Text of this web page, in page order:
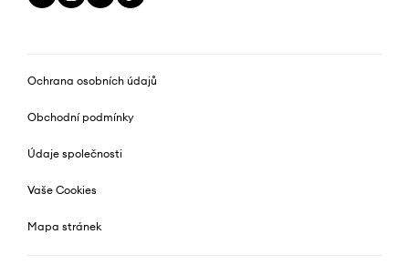
Ochrana osobních údajů
Obchodní podmínky
Údaje společnosti
Vaše Cookies
Mapa stránek